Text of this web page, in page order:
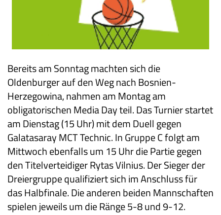
Bereits am Sonntag machten sich die
Oldenburger auf den Weg nach Bosnien-
Herzegowina, nahmen am Montag am
obligatorischen Media Day teil. Das Turnier startet
am Dienstag (15 Uhr) mit dem Duell gegen
Galatasaray MCT Technic. In Gruppe C folgt am
Mittwoch ebenfalls um 15 Uhr die Partie gegen
den Titelverteidiger Rytas Vilnius. Der Sieger der
Dreiergruppe qualifiziert sich im Anschluss für
das Halbfinale. Die anderen beiden Mannschaften
spielen jeweils um die Ränge 5-8 und 9-12.